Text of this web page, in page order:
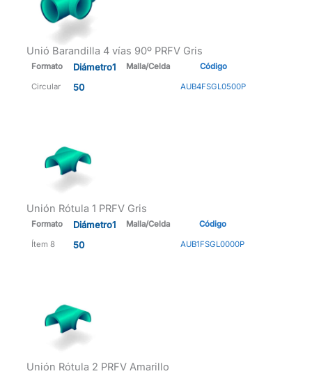
Unió Barandilla 4 vías 90º PRFV Gris
Formato Diámetro1 Malla/Celda Código
Circular 50 AUB4FSGL0500P
Unión Rótula 1 PRFV Gris
Formato Diámetro1 Malla/Celda Código
Ítem 8 50 AUB1FSGL0000P
Unión Rótula 2 PRFV Amarillo